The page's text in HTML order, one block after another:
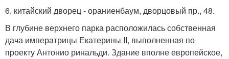
6. китайский дворец - ораниенбаум, дворцовый пр., 48.
В глубине верхнего парка расположилась собственная
дача императрицы Екатерины II, выполненная по
проекту Антонио ринальди. Здание вполне европейское,